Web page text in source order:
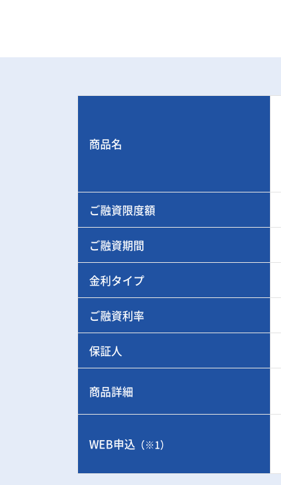
商品名
ご融資限度額
ご融資期間
金利タイプ
ご融資利率
保証人
商品詳細
WEB申込 （※1）